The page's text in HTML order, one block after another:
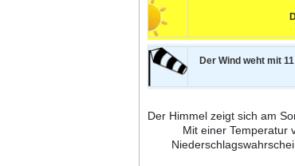
Der Wind weht mit
Der Himmel zeigt sich am
Mit einer Temperatur